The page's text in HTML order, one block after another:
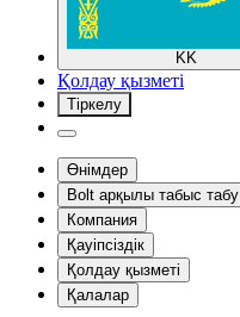
KK
Қолдау қызметі
Тіркелу
Өнімдер
Bolt арқылы табыс табу
Компания
Қауіпсіздік
Қолдау қызметі
Қалалар